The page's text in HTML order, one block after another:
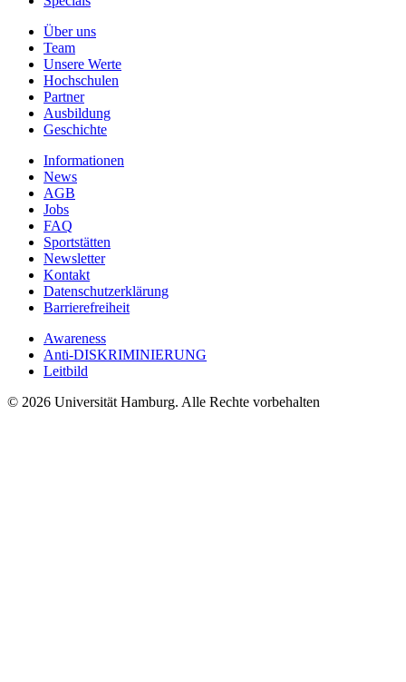
Über uns
Team
Unsere Werte
Hochschulen
Partner
Ausbildung
Geschichte
Informationen
News
AGB
Jobs
FAQ
Sportstätten
Newsletter
Kontakt
Datenschutzerklärung
Barrierefreiheit
Awareness
Anti-DISKRIMINIERUNG
Leitbild
© 2026 Universität Hamburg. Alle Rechte vorbehalten